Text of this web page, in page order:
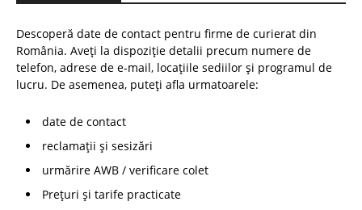
Descoperă date de contact pentru firme de curierat din
România. Aveți la dispoziție detalii precum numere de
telefon, adrese de e-mail, locațiile sediilor și programul de
lucru. De asemenea, puteți afla urmatoarele:
date de contact
reclamații și sesizări
urmărire AWB / verificare colet
Prețuri și tarife practicate